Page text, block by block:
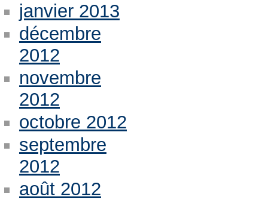
janvier 2013
décembre
2012
novembre
2012
octobre 2012
septembre
2012
août 2012